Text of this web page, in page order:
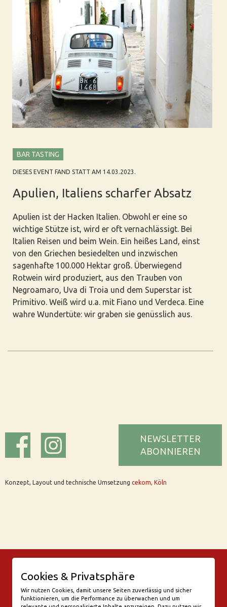
BAR TASTING
DIESES EVENT FAND STATT AM 14.03.2023.
Apulien, Italiens scharfer Absatz
Apulien ist der Hacken Italien. Obwohl er eine so
wichtige Stütze ist, wird er oft vernachlässigt. Bei
Italien Reisen und beim Wein. Ein heißes Land, einst
von den Griechen besiedelten und inzwischen
sagenhafte 100.000 Hektar groß. Überwiegend
Rotwein wird produziert, aus den Trauben von
Negroamaro, Uva di Troia und dem Superstar ist
Primitivo. Weiß wird u.a. mit Fiano und Verdeca. Eine
wahre Wundertüte: wir graben sie genüsslich aus.
Konzept, Layout und technische Umsetzung cekom, Köln
NEWSLETTER
ABONNIEREN
Friesenwall 58
50672 Köln
valentine@bar-rix.de
Cookies & Privatsphäre
Wir nutzen Cookies, damit unsere Seiten zuverlässig und sicher
funktionieren, um die Performance zu überwachen und um